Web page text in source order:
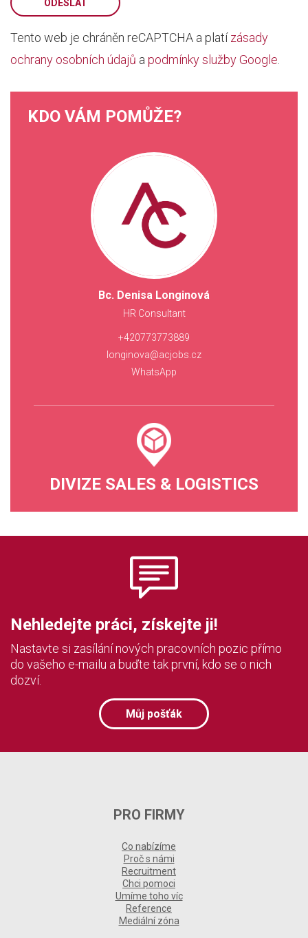
ODESLAT
Tento web je chráněn reCAPTCHA a platízásady
ochrany osobních údajů a podmínky služby Google
KDO VÁM POMŮŽE?
Bc. Denisa Longinová
HR Consultant
+420773773889
longinova@acjobs.cz
WhatsApp
DIVIZE SALES & LOGISTICS
Nehledejte práci, získejte ji!
Nastavte si zasílání nových pracovních pozic přímo
do vašeho e-mailu a buďte tak první, kdo se o nich
dozví.
Můj pošťák
PRO FIRMY
Co nabízíme
Proč s námi
Recruitment
Chci pomoci
Umíme toho víc
Reference
Mediální zóna